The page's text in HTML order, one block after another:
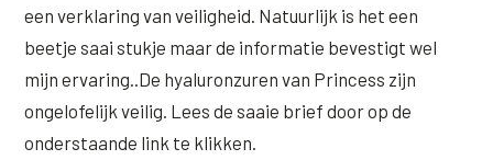
Marionetlijnen
Mondhoeken
Verticale liplijntjes
Neus
Prostrolane
Radiesse
Restylane
HUIDPROBLEMEN
Overgevoelige Huid Profiel
Chronische ontstekingsprofiel
een verklaring van veiligheid. Natuurlijk is het een
beetje saai stukje maar de informatie bevestigt wel
mijn ervaring..De hyaluronzuren van Princess zijn
ongelofelijk veilig. Lees de saaie brief door op de
onderstaande link te klikken.